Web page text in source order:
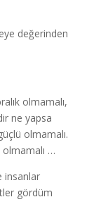
değerinden
olmamalı,
ne yapsa
olmamalı.
olmamalı …
insanlar
gördüm